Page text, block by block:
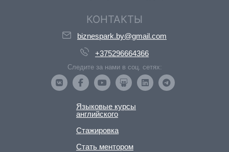
КОНТАКТЫ
biznespark.by@gmail.com
+375296664366
Следите за нами в соц. сетях:
Языковые курсы
английского
Стажировка
Стать ментором